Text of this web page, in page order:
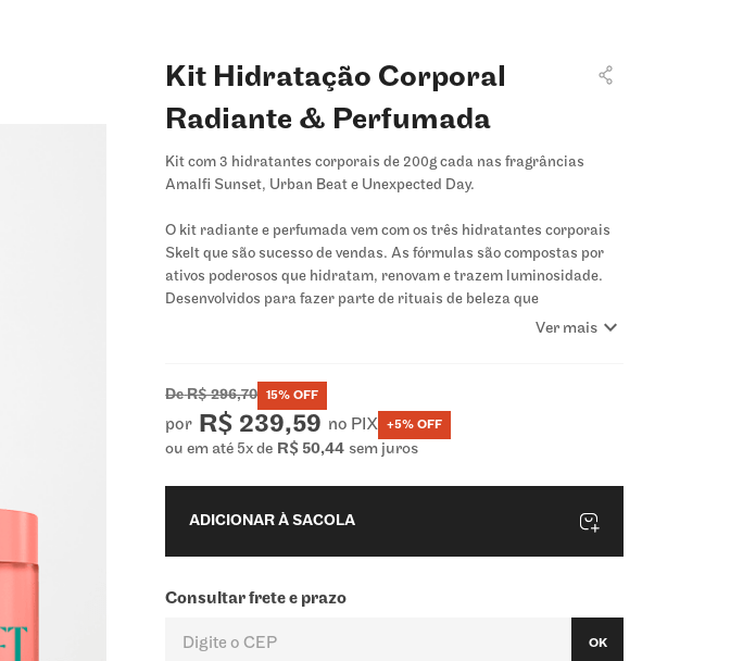
Kit Hidratação Corporal
Radiante & Perfumada
Kit com 3 hidratantes corporais de 200g cada nas fragrâncias
Amalfi Sunset, Urban Beat e Unexpected Day.
O kit radiante e perfumada vem com os três hidratantes corporais
Skelt que são sucesso de vendas. As fórmulas são compostas por
ativos poderosos que hidratam, renovam e trazem luminosidade.
Desenvolvidos para fazer parte de rituais de beleza que
transformam o autocuidado em um momento de brilho e
Body Cream Urban Beat
e luminosidade à pele enquanto perfuma com uma
fragrância inesquecível, com notas de ameixa, cereja,
blueberry, mandarina, violeta, orchidea chocolate, hibisco,
48 horas, possui uma fragrância com alta fixação com notas
OBody Cream Unexpected Day
pele. Sua fragrância tem muito frescor e conta com notas de
laranja, bergamota, maça verde, pera, flor de laranjeira,
Ver mais expand_more
De R$ 296,70 15% OFF
por R$ 239,59 no PIX +5% OFF
ou em até 5x de R$ 50,44 sem juros
ADICIONAR À SACOLA
Consultar frete e prazo
OK